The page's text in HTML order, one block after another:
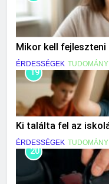
Mikor kell
ÉRDESSÉGEK TUDOMÁNY
19
Ki találta fel az
ÉRDESSÉGEK TUDOMÁNY
20